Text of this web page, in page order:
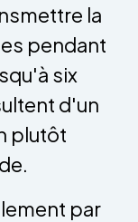
la
pendant
six
d'un
plutôt
par